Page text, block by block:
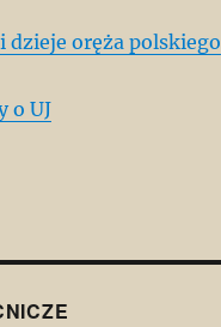
dzieje oręża polskiego
o UJ